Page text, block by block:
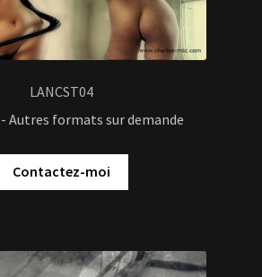
LANCST04
- Autres formats sur demande
Contactez-moi